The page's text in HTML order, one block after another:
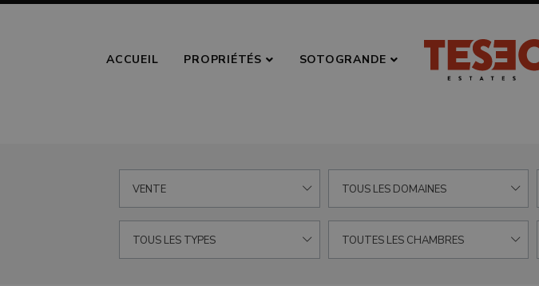
ACCUEIL PROPRIÉTÉS SOTOGRANDE
VENTE TOUS LES DOMAINES
TOUS LES TYPES TOUTES LES CHAMBRES